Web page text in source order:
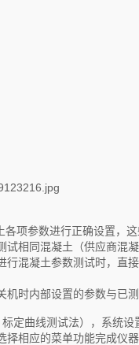
项参数进行正确设置，
相同混凝土（供应商混
混凝土参数测试时，直
时内部设置的参数与已测
定曲线测试法），系统设
相应的菜单功能完成仪器